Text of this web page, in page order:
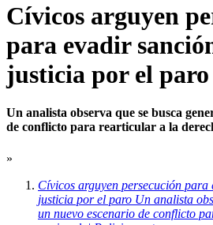
Cívicos arguyen
para evadir
justicia por el paro
Un analista observa que se busca
de conflicto para rearticular a la
»
Cívicos arguyen persecución
justicia por el paro Un analista
un nuevo escenario de conflicto